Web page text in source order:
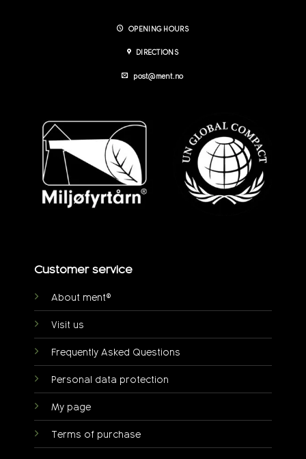
OPENING HOURS
DIRECTIONS
post@ment.no
Customer service
About ment®
Visit us
Frequently Asked Questions
Personal data protection
My page
Terms of purchase